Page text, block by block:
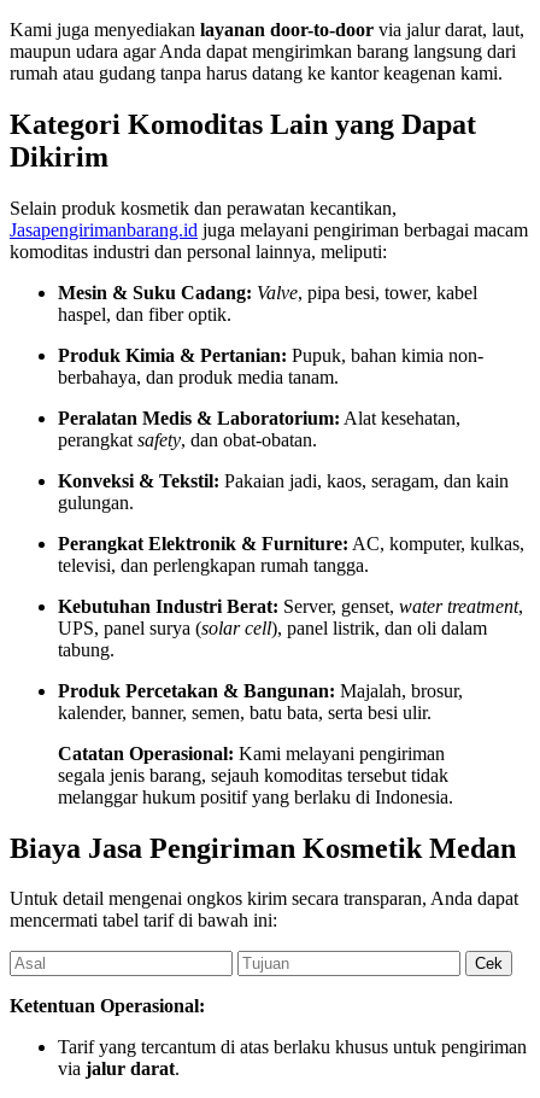
Kami juga menyediakan layanan door-to-door via jalur darat, laut,
maupun udara agar Anda dapat mengirimkan barang langsung dari
rumah atau gudang tanpa harus datang ke kantor keagenan kami.
Kategori Komoditas Lain yang Dapat
Dikirim
Selain produk kosmetik dan perawatan kecantikan,
Jasapengirimanbarang.id juga melayani pengiriman berbagai macam
komoditas industri dan personal lainnya, meliputi:
Mesin & Suku Cadang: Valve, pipa besi, tower, kabel
haspel, dan fiber optik.
Produk Kimia & Pertanian: Pupuk, bahan kimia non-
berbahaya, dan produk media tanam.
Peralatan Medis & Laboratorium: Alat kesehatan,
perangkat safety, dan obat-obatan.
Konveksi & Tekstil: Pakaian jadi, kaos, seragam, dan kain
gulungan.
Perangkat Elektronik & Furniture: AC, komputer, kulkas,
televisi, dan perlengkapan rumah tangga.
Kebutuhan Industri Berat: Server, genset, water treatment,
UPS, panel surya (solar cell), panel listrik, dan oli dalam
tabung.
Produk Percetakan & Bangunan: Majalah, brosur,
kalender, banner, semen, batu bata, serta besi ulir.
Catatan Operasional: Kami melayani pengiriman
segala jenis barang, sejauh komoditas tersebut tidak
melanggar hukum positif yang berlaku di Indonesia.
Biaya Jasa Pengiriman Kosmetik Medan
Untuk detail mengenai ongkos kirim secara transparan, Anda dapat
mencermati tabel tarif di bawah ini:
Ketentuan Operasional:
Tarif yang tercantum di atas berlaku khusus untuk pengiriman
via jalur darat.